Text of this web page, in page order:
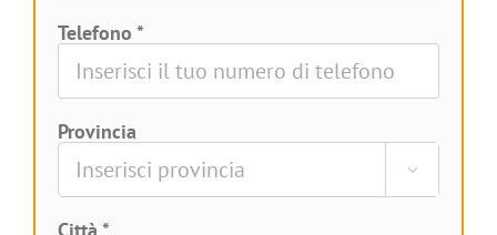
Telefono *
Provincia
